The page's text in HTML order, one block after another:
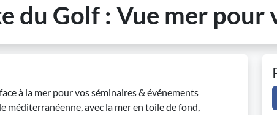
du Golf : Vue mer pour
à la mer pour vos séminaires & événements
méditerranéenne, avec la mer en toile de fond,